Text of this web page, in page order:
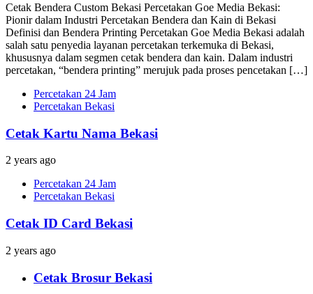
Cetak Bendera Custom Bekasi Percetakan Goe Media Bekasi:
Pionir dalam Industri Percetakan Bendera dan Kain di Bekasi
Definisi dan Bendera Printing Percetakan Goe Media Bekasi adalah
salah satu penyedia layanan percetakan terkemuka di Bekasi,
khususnya dalam segmen cetak bendera dan kain. Dalam industri
percetakan, “bendera printing” merujuk pada proses pencetakan […]
Percetakan 24 Jam
Percetakan Bekasi
Cetak Kartu Nama Bekasi
2 years ago
Percetakan 24 Jam
Percetakan Bekasi
Cetak ID Card Bekasi
2 years ago
Cetak Brosur Bekasi